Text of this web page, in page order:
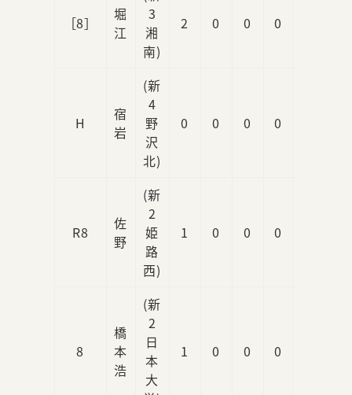
［8］
堀
江
3
湘
南)
2 0 0 0
H
宿
岩
(新
4
野
沢
北)
0 0 0 0
R8
佐
野
(新
2
姫
路
西)
1 0 0 0
8
橋
本
浩
(新
2
日
本
大
1 0 0 0